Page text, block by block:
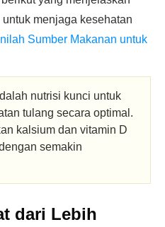
menjaga kesehatan
Inilah Sumber Makanan untuk
nutrisi kunci untuk
tulang secara optimal.
kalsium dan vitamin D
semakin
dari Lebih